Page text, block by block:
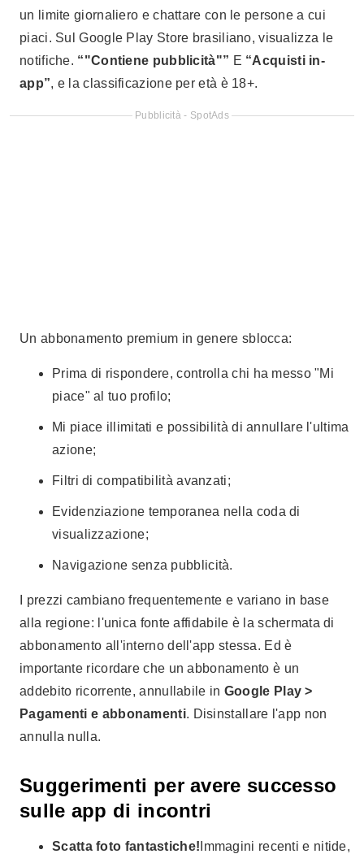
un limite giornaliero e chattare con le persone a cui
piaci. Sul Google Play Store brasiliano, visualizza le
notifiche. “"Contiene pubblicità"” E “Acquisti in-
app”, e la classificazione per età è 18+.
Pubblicità - SpotAds
Un abbonamento premium in genere sblocca:
Prima di rispondere, controlla chi ha messo "Mi
piace" al tuo profilo;
Mi piace illimitati e possibilità di annullare l'ultima
azione;
Filtri di compatibilità avanzati;
Evidenziazione temporanea nella coda di
visualizzazione;
Navigazione senza pubblicità.
I prezzi cambiano frequentemente e variano in base
alla regione: l'unica fonte affidabile è la schermata di
abbonamento all'interno dell'app stessa. Ed è
importante ricordare che un abbonamento è un
addebito ricorrente, annullabile in Google Play >
Pagamenti e abbonamenti. Disinstallare l'app non
annulla nulla.
Suggerimenti per avere successo
sulle app di incontri
Scatta foto fantastiche! Immagini recenti e nitide,